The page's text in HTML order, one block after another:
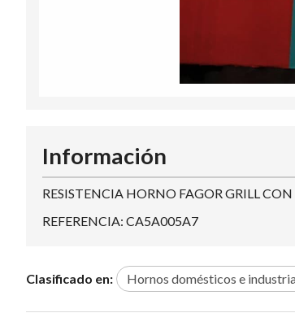
Información
RESISTENCIA HORNO FAGOR GRILL
REFERENCIA: CA5A005A7
Clasificado en: Hornos domésticos e